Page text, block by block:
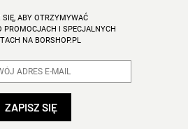
SIĘ, ABY OTRZYMYWAĆ
PROMOCJACH I SPECJALNYCH
NA BORSHOP.PL